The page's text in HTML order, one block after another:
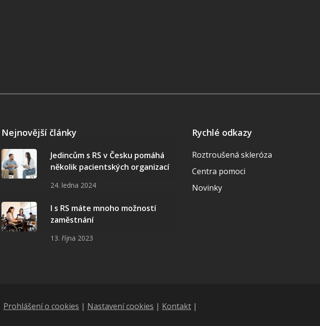
Nejnovější články
Jedincům s RS v Česku pomáhá
několik pacientských organizací
24. ledna 2024
I s RS máte mnoho možností
zaměstnání
13. října 2023
Rychlé odkazy
Roztroušená skleróza
Centra pomoci
Novinky
Prohlášení o cookies | Nastavení cookies | Kontakt |